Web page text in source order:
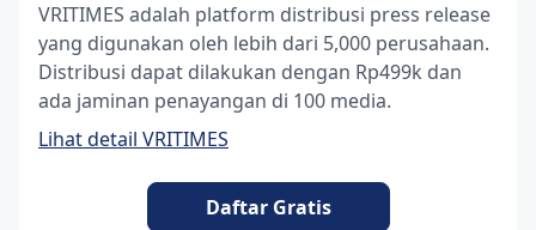
VRITIMES adalah platform distribusi press release
yang digunakan oleh lebih dari 5,000 perusahaan.
Distribusi dapat dilakukan dengan Rp499k dan
ada jaminan penayangan di 100 media.
Lihat detail VRITIMES
Daftar Gratis